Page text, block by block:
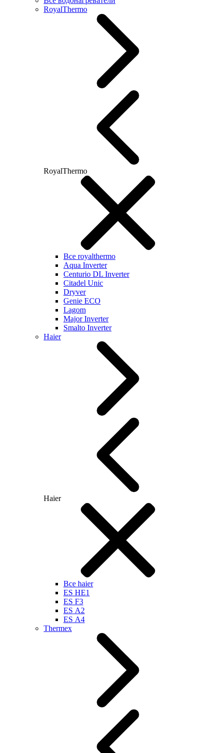
RoyalThermo
RoyalThermo
Все royalthermo
Aqua Inverter
Centurio DL Inverter
Citadel Unic
Dryver
Genie ECO
Lagom
Major Inverter
Smalto Inverter
Haier
Haier
Все haier
ES HE1
ES F3
ES А2
ES А4
Thermex